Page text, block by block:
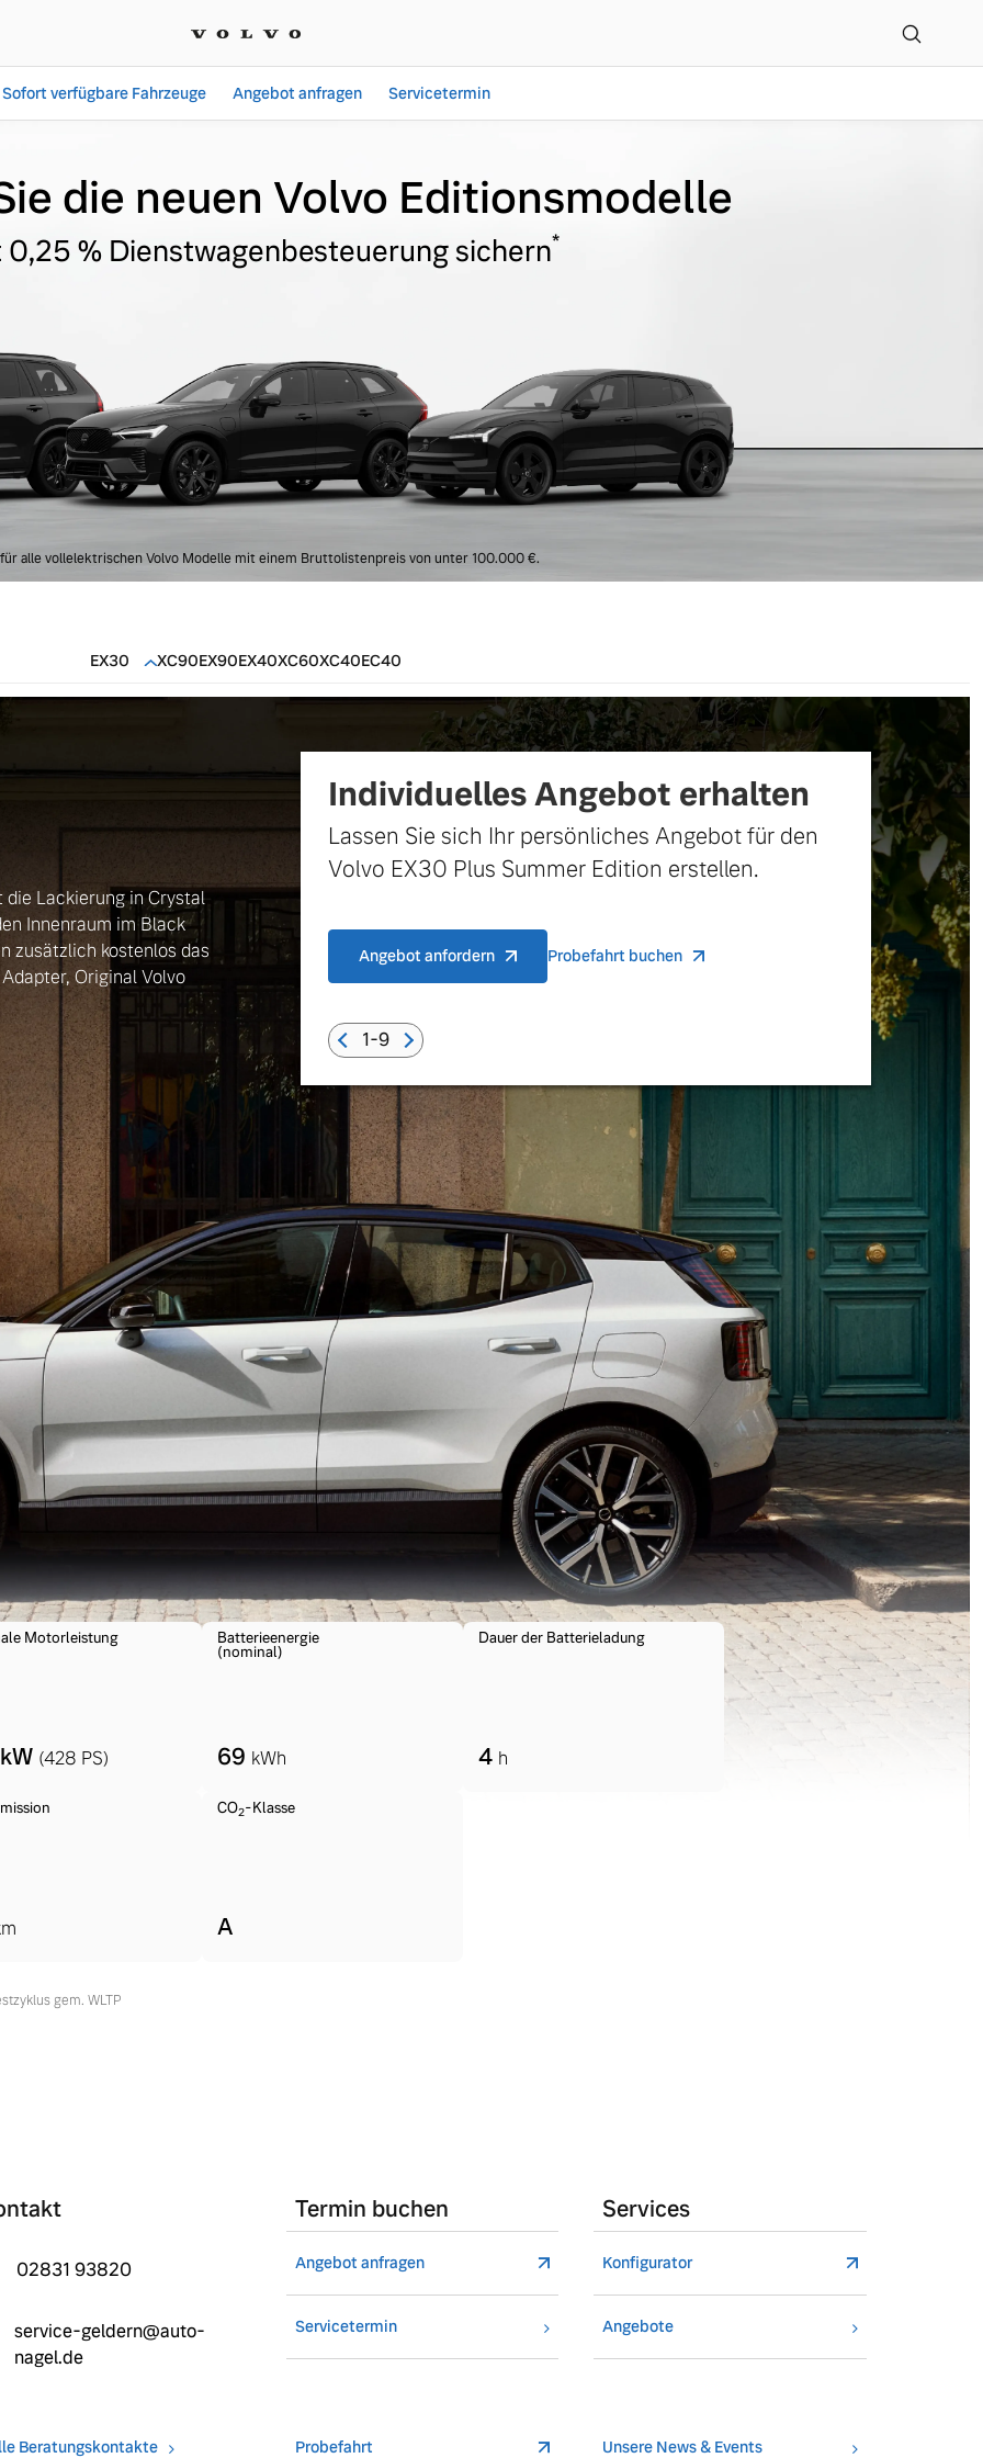
Sofort verfügbare Fahrzeuge Angebot anfragen Servicetermin
Original Volvo Winter- und Sommer Kompletträder.
die neuen Volvo Editionsmodelle
% Dienstwagenbesteuerung sichern*
alle vollelektrischen Volvo Modelle mit einem Bruttolistenpreis von unter 100.000 €.
EX30 XC90EX90EX40XC60XC40EC40
die Lackierung in Crystal
Innenraum im Black
zusätzlich kostenlos das
Original Volvo
Individuelles Angebot erhalten
Lassen Sie sich Ihr persönliches Angebot für den
Volvo EX30 Plus Summer Edition erstellen.
Angebot anfordern Probefahrt buchen
1-9
Motorleistung
(428 PS)
Batterieenergie
(nominal)
69 kWh
Dauer der Batterieladung
4 h
CO2-Klasse
A
gem. WLTP
02831 93820
service-geldern@auto-
nagel.de
Beratungskontakte
Termin buchen
Angebot anfragen
Servicetermin
Probefahrt
Services
Konfigurator
Angebote
Unsere News & Events